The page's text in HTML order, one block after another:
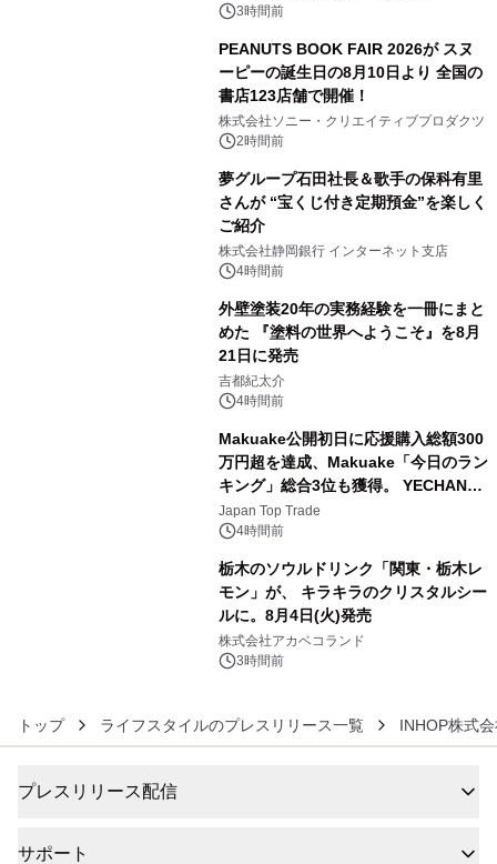
ン。3時間前
PEANUTS BOOK FAIR 2026が スヌ
ーピーの誕生日の8月10日より 全国の
書店123店舗で開催！
株式会社ソニー・クリエイティブプロダクツ
2時間前
夢グループ石田社長＆歌手の保科有里
さんが “宝くじ付き定期預金”を楽しく
ご紹介
株式会社静岡銀行 インターネット支店
4時間前
外壁塗装20年の実務経験を一冊にまと
めた 『塗料の世界へようこそ』を8月
21日に発売
吉都紀太介
4時間前
Makuake公開初日に応援購入総額300
万円超を達成、Makuake「今日のラン
キング」総合3位も獲得。 YECHAN音
浴シンギングボウル第2弾の大型サイ
ズ（XL・2XL・3XL）を先行販売中
Japan Top Trade
4時間前
栃木のソウルドリンク「関東・栃木レ
モン」が、 キラキラのクリスタルシー
ルに。8月4日(火)発売
株式会社アカベコランド
3時間前
トップ ライフスタイルのプレスリリース一覧 INHOP株式
プレスリリース配信
サポート